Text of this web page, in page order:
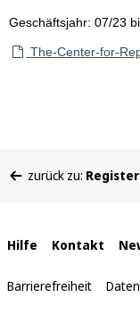
Geschäftsjahr: 07/23
The-Center-for-
befinden
zurück zu:
Interne
Links
Hilfe Kontakt
Barrierefreiheit